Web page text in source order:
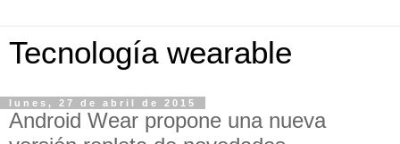
Tecnología wearable
lunes, 27 de abril de 2015
Android Wear propone una nueva